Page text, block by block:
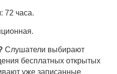
: 72 часа.
Слушатели выбирают
бесплатных открытых
уже записанные